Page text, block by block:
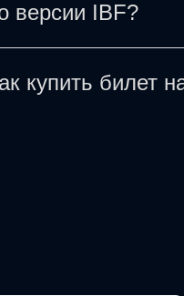
версии IBF?
билета на
нескольких сотен
купить билет